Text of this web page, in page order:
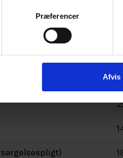
Præferencer
Afvis